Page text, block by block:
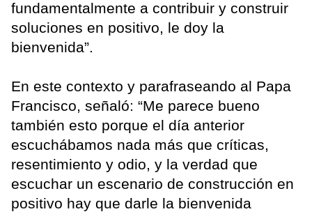
fundamentalmente a contribuir y construir
soluciones en positivo, le doy la
bienvenida”.
En este contexto y parafraseando al Papa
Francisco, señaló: “Me parece bueno
también esto porque el día anterior
escuchábamos nada más que críticas,
resentimiento y odio, y la verdad que
escuchar un escenario de construcción en
positivo hay que darle la bienvenida